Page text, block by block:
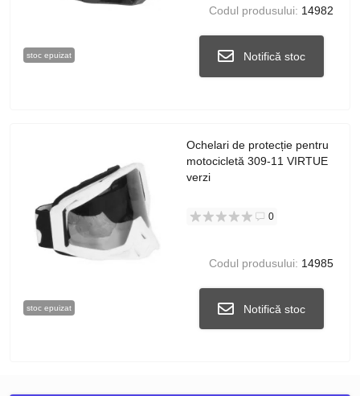
stoc epuizat
Codul produsului: 14982
Notifică stoc
stoc epuizat
Ochelari de protecție pentru
motocicletă 309-11 VIRTUE
verzi
0
Codul produsului: 14985
Notifică stoc